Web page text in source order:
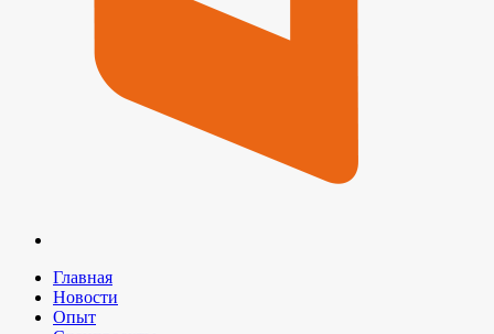
Главная
Новости
Опыт